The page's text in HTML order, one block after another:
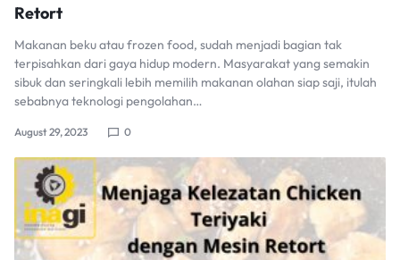
Retort
Makanan beku atau frozen food, sudah menjadi bagian tak
terpisahkan dari gaya hidup modern. Masyarakat yang semakin
sibuk dan seringkali lebih memilih makanan olahan siap saji, itulah
sebabnya teknologi pengolahan…
August 29, 2023 0